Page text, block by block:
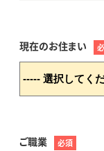
現在のお住まい
ご職業 必須